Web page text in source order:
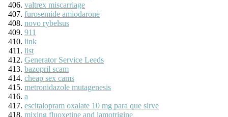
valtrex miscarriage
furosemide amiodarone
novo rybelsus
911
link
list
Generator Service Leeds
bazopril scam
cheap sex cams
metronidazole mutagenesis
a
escitalopram oxalate 10 mg para que sirve
mixing fluoxetine and lamotrigine